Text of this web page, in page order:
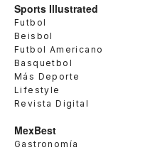
Sports Illustrated
Futbol
Beisbol
Futbol Americano
Basquetbol
Más Deporte
Lifestyle
Revista Digital
MexBest
Gastronomía